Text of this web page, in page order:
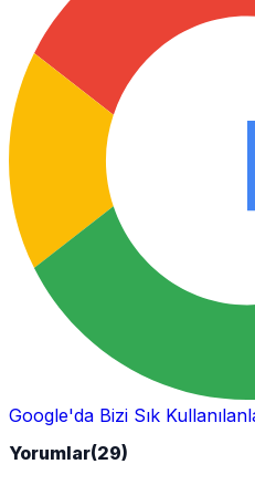
Google'da Bizi Sık
Yorumlar(29)